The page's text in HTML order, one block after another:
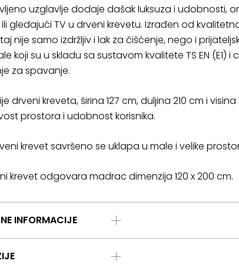
uzglavlje dodaje dašak luksuza i udobnosti,
gledajući TV u drveni krevetu. Izrađen od
nije samo izdržljiv i lak za čišćenje, nego i
koji su u skladu sa sustavom kvalitete TS EN
za spavanje.
drveni kreveta, širina 127 cm, duljina 210 cm i
prostora i udobnost korisnika.
krevet savršeno se uklapa u male i velike
krevet odgovara madrac dimenzija 120 x 200 cm.
INFORMACIJE